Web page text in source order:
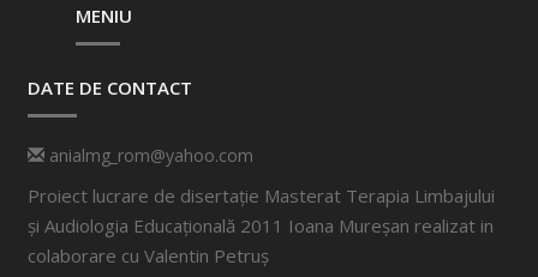
MENIU
DATE DE CONTACT
anialmg_rom@yahoo.com
Proiect lucrare de disertație Masterat Terapia Limbajului
și Audiologia Educațională 2011 Ioana Mureșan realizat in
colaborare cuValentin Petruș